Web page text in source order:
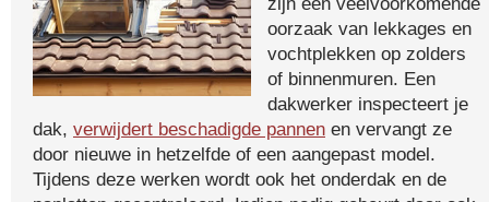
oorzaak van lekkages en
vochtplekken op zolders
of binnenmuren. Een
dakwerker inspecteert je
dak, verwijdert beschadigde pannen en vervangt ze
door nieuwe in hetzelfde of een aangepast model.
Tijdens deze werken wordt ook het onderdak en de